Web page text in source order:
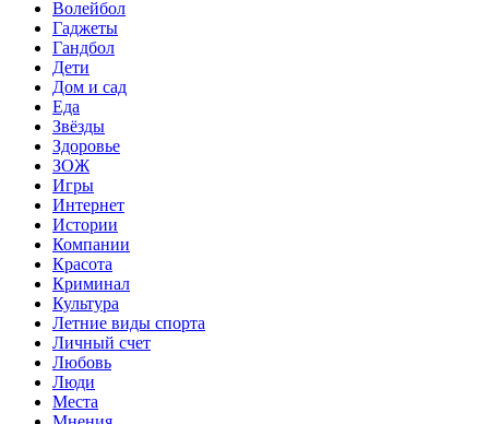
Волейбол
Гаджеты
Гандбол
Дети
Дом и сад
Еда
Звёзды
Здоровье
ЗОЖ
Игры
Интернет
Истории
Компании
Красота
Криминал
Культура
Летние виды спорта
Личный счет
Любовь
Люди
Места